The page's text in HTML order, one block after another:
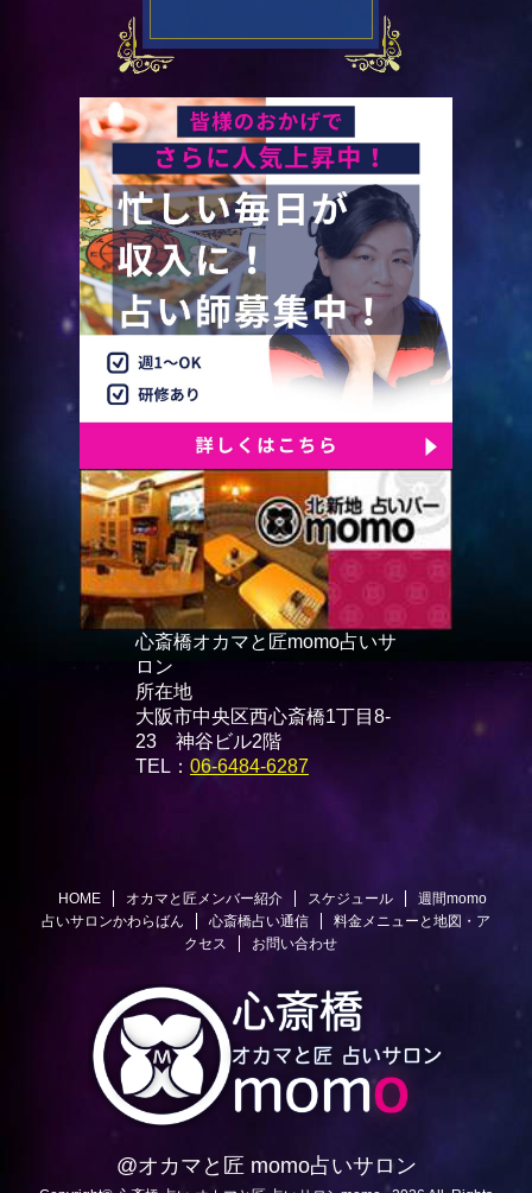
心斎橋オカマと匠momo占いサ
ロン
所在地
大阪市中央区西心斎橋1丁目8-
23 神谷ビル2階
TEL： 06-6484-6287
HOME オカマと匠メンバー紹介 スケジュール
週間momo
占いサロンかわらばん
心斎橋占い通信
料金メニューと地図・ア
クセス
お問い合わせ
@オカマと匠 momo占いサロン